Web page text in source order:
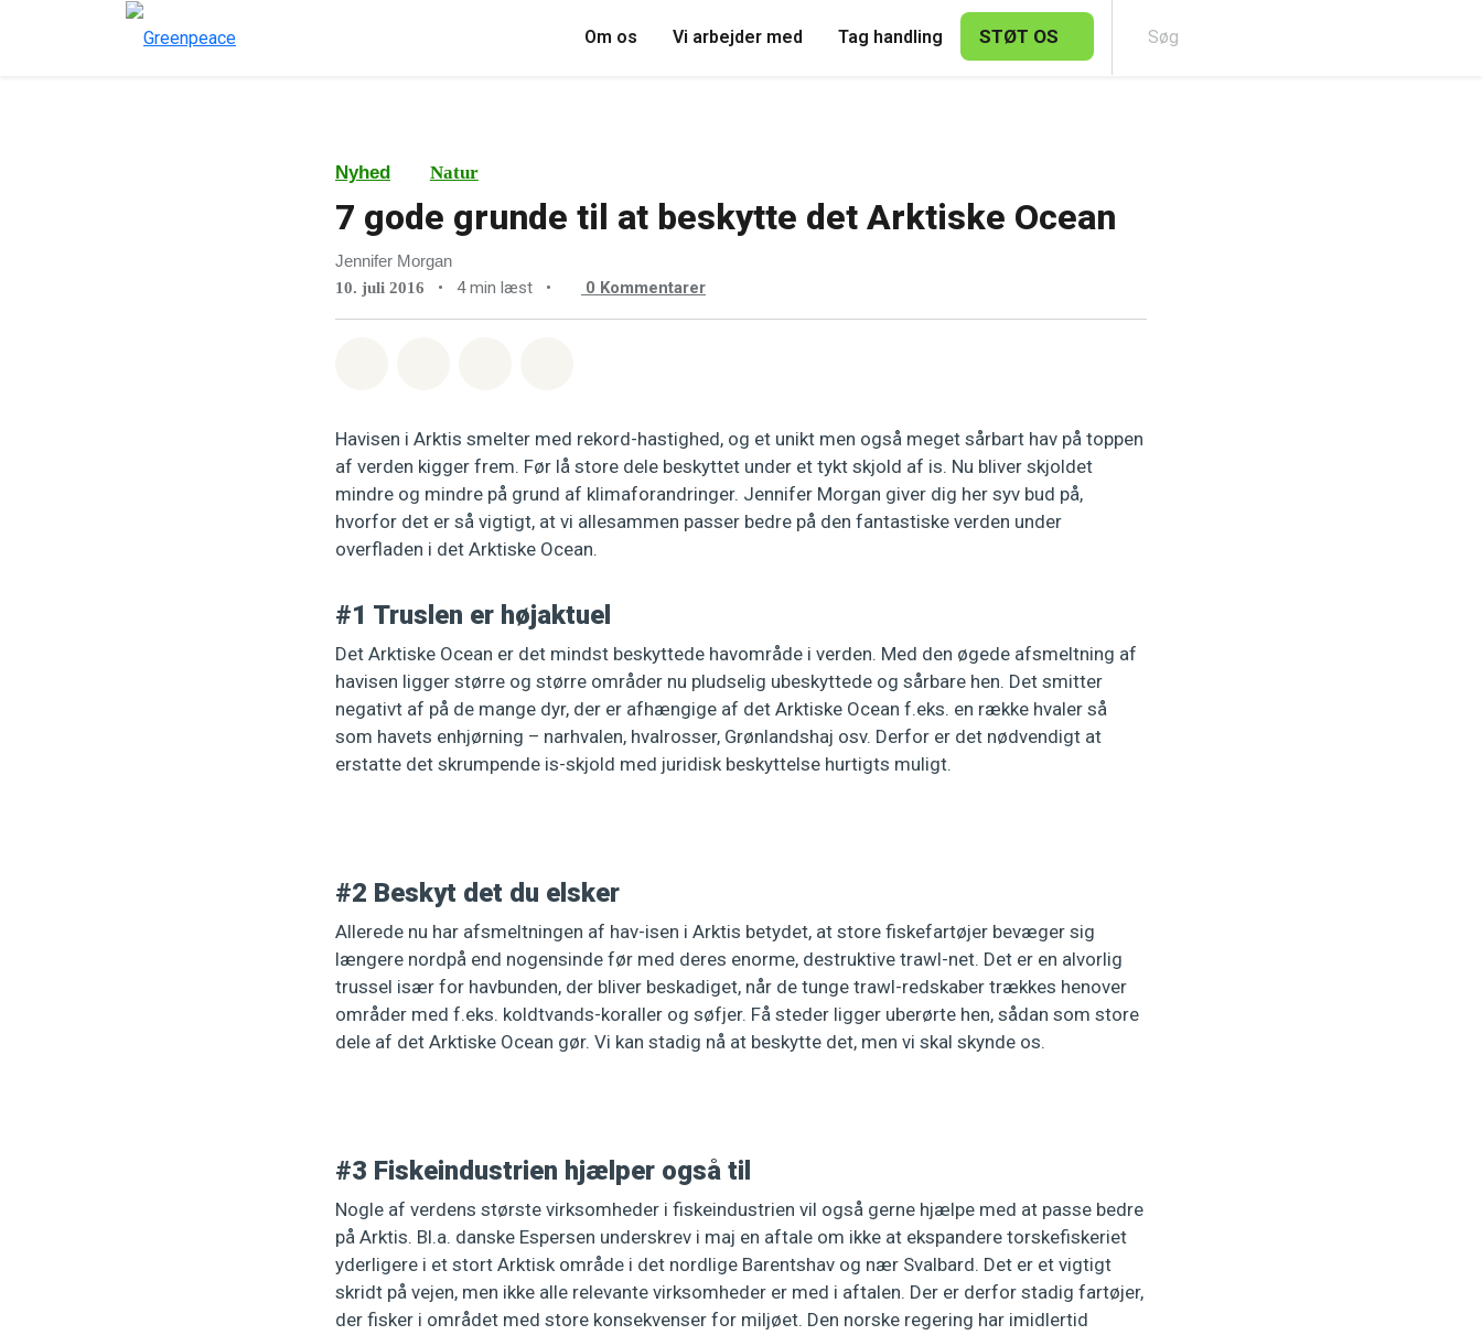
Om os Vi arbejder med Tag handling STØT OS
Nyhed Natur
7 gode grunde til at beskytte det Arktiske Ocean
Jennifer Morgan
10. juli 2016 • 4 min læst • 0 Kommentarer
Havisen i Arktis smelter med rekord-hastighed, og et unikt men også meget sårbart hav på toppen
af verden kigger frem. Før lå store dele beskyttet under et tykt skjold af is. Nu bliver skjoldet
mindre og mindre på grund af klimaforandringer. Jennifer Morgan giver dig her syv bud på,
hvorfor det er så vigtigt, at vi allesammen passer bedre på den fantastiske verden under
overfladen i det Arktiske Ocean.
#1 Truslen er højaktuel
Det Arktiske Ocean er det mindst beskyttede havområde i verden. Med den øgede afsmeltning af
havisen ligger større og større områder nu pludselig ubeskyttede og sårbare hen. Det smitter
negativt af på de mange dyr, der er afhængige af det Arktiske Ocean f.eks. en række hvaler så
som havets enhjørning – narhvalen, hvalrosser, Grønlandshaj osv. Derfor er det nødvendigt at
erstatte det skrumpende is-skjold med juridisk beskyttelse hurtigts muligt.
#2 Beskyt det du elsker
Allerede nu har afsmeltningen af hav-isen i Arktis betydet, at store fiskefartøjer bevæger sig
længere nordpå end nogensinde før med deres enorme, destruktive trawl-net. Det er en alvorlig
trussel især for havbunden, der bliver beskadiget, når de tunge trawl-redskaber trækkes henover
områder med f.eks. koldtvands-koraller og søfjer. Få steder ligger uberørte hen, sådan som store
dele af det Arktiske Ocean gør. Vi kan stadig nå at beskytte det, men vi skal skynde os.
#3 Fiskeindustrien hjælper også til
Nogle af verdens største virksomheder i fiskeindustrien vil også gerne hjælpe med at passe bedre
på Arktis. Bl.a. danske Espersen underskrev i maj en aftale om ikke at ekspandere torskefiskeriet
yderligere i et stort Arktisk område i det nordlige Barentshav og nær Svalbard. Det er et vigtigt
skridt på vejen, men ikke alle relevante virksomheder er med i aftalen. Der er derfor stadig fartøjer,
der fisker i området med store konsekvenser for miljøet. Den norske regering har imidlertid